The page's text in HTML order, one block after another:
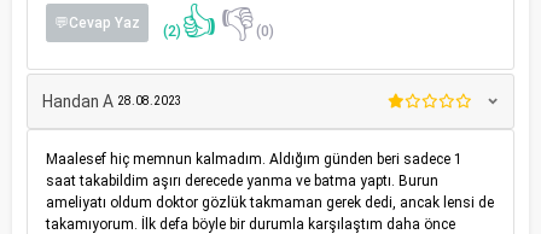
💬Cevap Yaz (2) 👍👎(0)
Handan A 28.08.2023
Maalesef hiç memnun kalmadım. Aldığım günden beri sadece 1
saat takabildim aşırı derecede yanma ve batma yaptı. Burun
ameliyatı oldum doktor gözlük takmaman gerek dedi, ancak lensi de
takamıyorum. İlk defa böyle bir durumla karşılaştım daha önce